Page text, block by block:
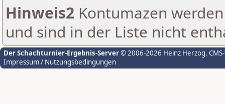
Hinweis2 Kontumazen
und sind in der Liste nicht
Der Schachturnier-Ergebnis-Server© 2006-2026 Heinz Herzog,
Impressum / Nutzungsbedingungen